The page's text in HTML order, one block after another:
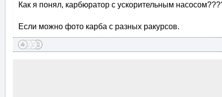
Как я понял, карбюратор с ускорительным
Если можно фото карба с разных ракурсов.